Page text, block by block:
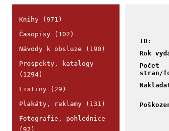
Knihy (971)
Časopisy (102)
Návody k obsluze (190)
Prospekty, katalogy
(1294)
Listiny (29)
Plakáty, reklamy (131)
Fotografie, pohlednice
(92)
ID:
Rok
Počet
stran/